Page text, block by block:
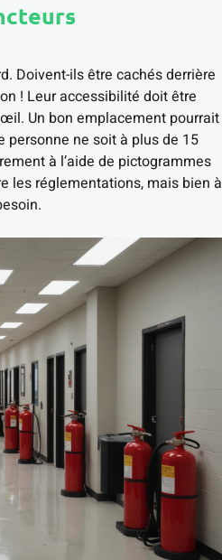
Doivent-ils être cachés derrière
! Leur accessibilité doit être
Un bon emplacement pourrait
personne ne soit à plus de 15
à l’aide de pictogrammes
les réglementations, mais bien à